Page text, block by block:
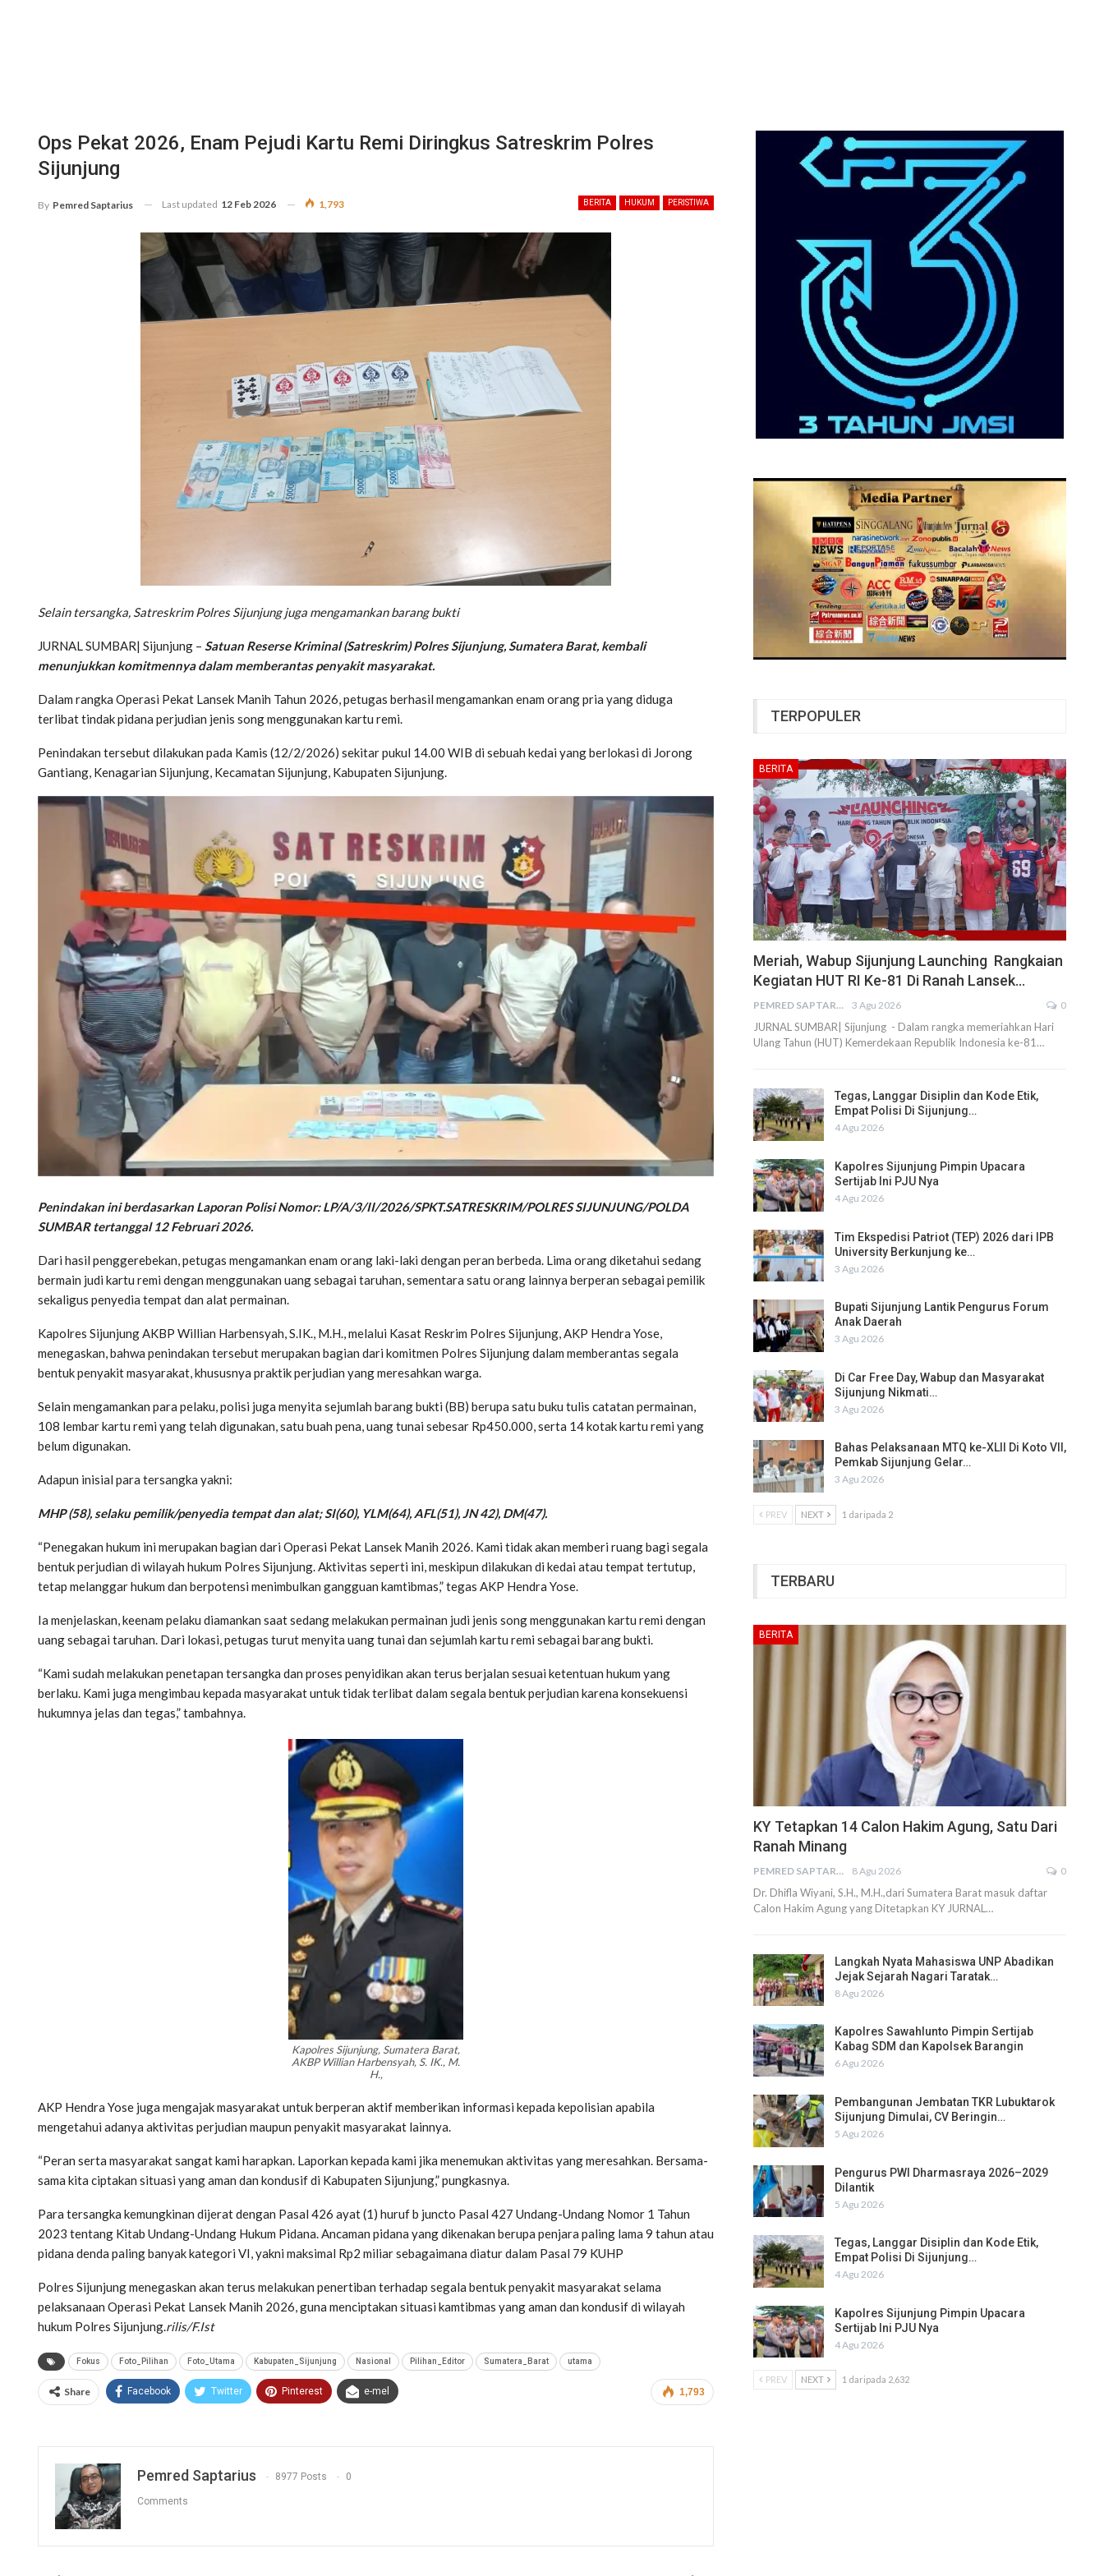
Ops Pekat 2026, Enam Pejudi Kartu Remi Diringkus Satreskrim Polres
Sijunjung
BERITA HUKUM PERISTIWA
By Pemred Saptarius Last updated 12 Feb 2026 1,793
Selain tersangka, Satreskrim Polres Sijunjung juga mengamankan barang bukti
JURNAL SUMBAR| Sijunjung – Satuan Reserse Kriminal (Satreskrim) Polres Sijunjung, Sumatera Barat, kembali
menunjukkan komitmennya dalam memberantas penyakit masyarakat.
Dalam rangka Operasi Pekat Lansek Manih Tahun 2026, petugas berhasil mengamankan enam orang pria yang diduga
terlibat tindak pidana perjudian jenis song menggunakan kartu remi.
Penindakan tersebut dilakukan pada Kamis (12/2/2026) sekitar pukul 14.00 WIB di sebuah kedai yang berlokasi di Jorong
Gantiang, Kenagarian Sijunjung, Kecamatan Sijunjung, Kabupaten Sijunjung.
Penindakan ini berdasarkan Laporan Polisi Nomor: LP/A/3/II/2026/SPKT.SATRESKRIM/POLRES SIJUNJUNG/POLDA
SUMBAR tertanggal 12 Februari 2026.
Dari hasil penggerebekan, petugas mengamankan enam orang laki-laki dengan peran berbeda. Lima orang diketahui sedang
bermain judi kartu remi dengan menggunakan uang sebagai taruhan, sementara satu orang lainnya berperan sebagai pemilik
sekaligus penyedia tempat dan alat permainan.
Kapolres Sijunjung AKBP Willian Harbensyah, S.IK., M.H., melalui Kasat Reskrim Polres Sijunjung, AKP Hendra Yose,
menegaskan, bahwa penindakan tersebut merupakan bagian dari komitmen Polres Sijunjung dalam memberantas segala
bentuk penyakit masyarakat, khususnya praktik perjudian yang meresahkan warga.
Selain mengamankan para pelaku, polisi juga menyita sejumlah barang bukti (BB) berupa satu buku tulis catatan permainan,
108 lembar kartu remi yang telah digunakan, satu buah pena, uang tunai sebesar Rp450.000, serta 14 kotak kartu remi yang
belum digunakan.
Adapun inisial para tersangka yakni:
MHP (58), selaku pemilik/penyedia tempat dan alat; SI(60), YLM(64), AFL(51), JN 42), DM(47).
“Penegakan hukum ini merupakan bagian dari Operasi Pekat Lansek Manih 2026. Kami tidak akan memberi ruang bagi segala
bentuk perjudian di wilayah hukum Polres Sijunjung. Aktivitas seperti ini, meskipun dilakukan di kedai atau tempat tertutup,
tetap melanggar hukum dan berpotensi menimbulkan gangguan kamtibmas,” tegas AKP Hendra Yose.
Ia menjelaskan, keenam pelaku diamankan saat sedang melakukan permainan judi jenis song menggunakan kartu remi dengan
uang sebagai taruhan. Dari lokasi, petugas turut menyita uang tunai dan sejumlah kartu remi sebagai barang bukti.
“Kami sudah melakukan penetapan tersangka dan proses penyidikan akan terus berjalan sesuai ketentuan hukum yang
berlaku. Kami juga mengimbau kepada masyarakat untuk tidak terlibat dalam segala bentuk perjudian karena konsekuensi
hukumnya jelas dan tegas,” tambahnya.
Kapolres Sijunjung, Sumatera Barat,
AKBP Willian Harbensyah, S. IK., M.
H.,
AKP Hendra Yose juga mengajak masyarakat untuk berperan aktif memberikan informasi kepada kepolisian apabila
mengetahui adanya aktivitas perjudian maupun penyakit masyarakat lainnya.
“Peran serta masyarakat sangat kami harapkan. Laporkan kepada kami jika menemukan aktivitas yang meresahkan. Bersama-
sama kita ciptakan situasi yang aman dan kondusif di Kabupaten Sijunjung,” pungkasnya.
Para tersangka kemungkinan dijerat dengan Pasal 426 ayat (1) huruf b juncto Pasal 427 Undang-Undang Nomor 1 Tahun
2023 tentang Kitab Undang-Undang Hukum Pidana. Ancaman pidana yang dikenakan berupa penjara paling lama 9 tahun atau
pidana denda paling banyak kategori VI, yakni maksimal Rp2 miliar sebagaimana diatur dalam Pasal 79 KUHP
Polres Sijunjung menegaskan akan terus melakukan penertiban terhadap segala bentuk penyakit masyarakat selama
pelaksanaan Operasi Pekat Lansek Manih 2026, guna menciptakan situasi kamtibmas yang aman dan kondusif di wilayah
hukum Polres Sijunjung.rilis/F.Ist
Fokus Foto_Pilihan Foto_Utama Kabupaten_Sijunjung Nasional Pilihan_Editor Sumatera_Barat utama
1,793
Share Facebook Twitter Pinterest e-mel
Pemred Saptarius 8977 Posts 0
Comments
TERPOPULER
BERITA
Meriah, Wabup Sijunjung Launching Rangkaian
Kegiatan HUT RI Ke-81 Di Ranah Lansek…
PEMRED SAPTARIUS 3 Agu 2026 0
JURNAL SUMBAR| Sijunjung - Dalam rangka memeriahkan Hari
Ulang Tahun (HUT) Kemerdekaan Republik Indonesia ke-81…
Tegas, Langgar Disiplin dan Kode Etik,
Empat Polisi Di Sijunjung…
4 Agu 2026
Kapolres Sijunjung Pimpin Upacara
Sertijab Ini PJU Nya
4 Agu 2026
Tim Ekspedisi Patriot (TEP) 2026 dari IPB
University Berkunjung ke…
3 Agu 2026
Bupati Sijunjung Lantik Pengurus Forum
Anak Daerah
3 Agu 2026
Di Car Free Day, Wabup dan Masyarakat
Sijunjung Nikmati…
3 Agu 2026
Bahas Pelaksanaan MTQ ke-XLII Di Koto VII,
Pemkab Sijunjung Gelar…
3 Agu 2026
PREV NEXT 1 daripada 2
TERBARU
BERITA
KY Tetapkan 14 Calon Hakim Agung, Satu Dari
Ranah Minang
PEMRED SAPTARIUS 8 Agu 2026 0
Dr. Dhifla Wiyani, S.H., M.H.,dari Sumatera Barat masuk daftar
Calon Hakim Agung yang Ditetapkan KY JURNAL…
Langkah Nyata Mahasiswa UNP Abadikan
Jejak Sejarah Nagari Taratak…
8 Agu 2026
Kapolres Sawahlunto Pimpin Sertijab
Kabag SDM dan Kapolsek Barangin
6 Agu 2026
Pembangunan Jembatan TKR Lubuktarok
Sijunjung Dimulai, CV Beringin…
5 Agu 2026
Pengurus PWI Dharmasraya 2026–2029
Dilantik
5 Agu 2026
Tegas, Langgar Disiplin dan Kode Etik,
Empat Polisi Di Sijunjung…
4 Agu 2026
Kapolres Sijunjung Pimpin Upacara
Sertijab Ini PJU Nya
4 Agu 2026
PREV NEXT 1 daripada 2,632